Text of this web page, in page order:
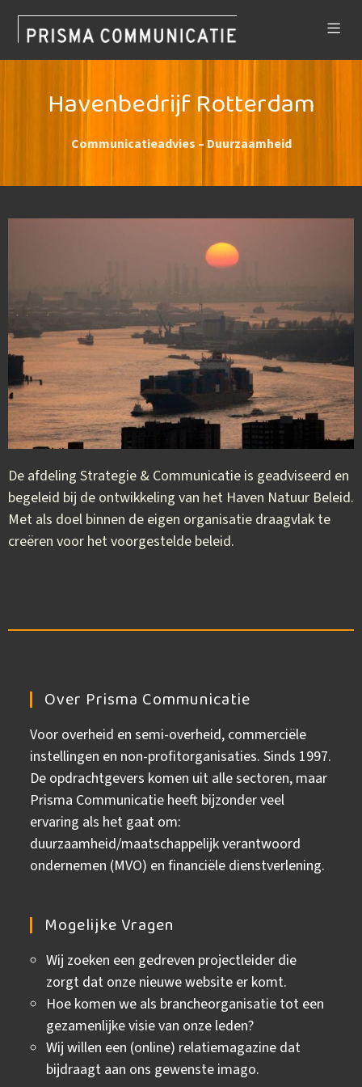
Havenbedrijf Rotterdam
Communicatieadvies – Duurzaamheid
De afdeling Strategie & Communicatie is geadviseerd en
begeleid bij de ontwikkeling van het Haven Natuur Beleid.
Met als doel binnen de eigen organisatie draagvlak te
creëren voor het voorgestelde beleid.
Over Prisma Communicatie
Voor overheid en semi-overheid, commerciële
instellingen en non-profitorganisaties. Sinds 1997.
De opdrachtgevers komen uit alle sectoren, maar
Prisma Communicatie heeft bijzonder veel
ervaring als het gaat om:
duurzaamheid/maatschappelijk verantwoord
ondernemen (MVO) en financiële dienstverlening.
Mogelijke Vragen
Wij zoeken een gedreven projectleider die
zorgt dat onze nieuwe website er komt.
Hoe komen we als brancheorganisatie tot een
gezamenlijke visie van onze leden?
Wij willen een (online) relatiemagazine dat
bijdraagt aan ons gewenste imago.